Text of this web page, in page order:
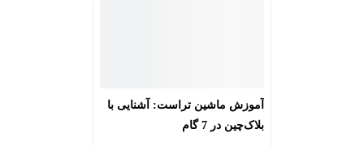
آموزش ماشین تراست: آشنایی با
بلاک‌چین در 7 گام